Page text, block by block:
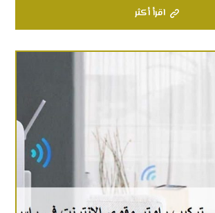
اقرأ أكثر